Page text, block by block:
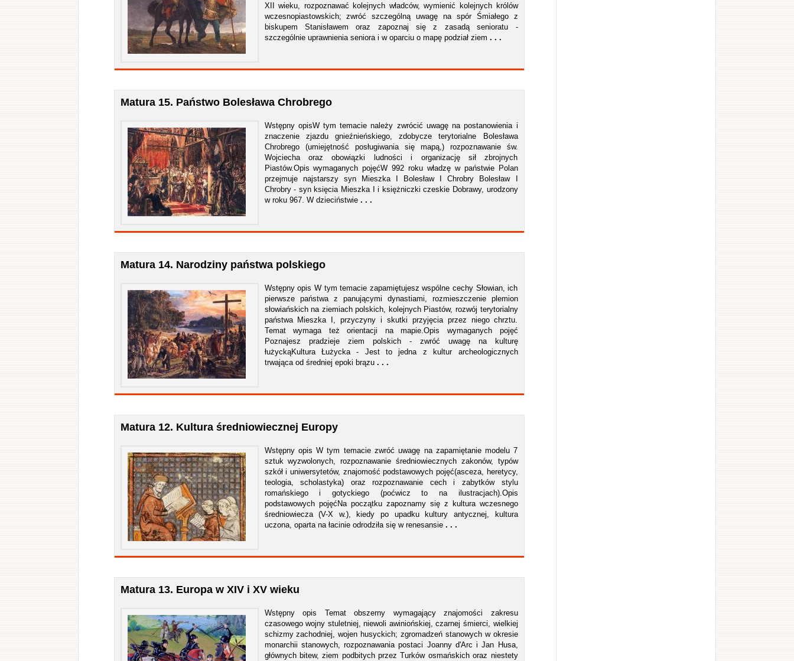
XII wieku, rozpoznawać kolejnych władców, wymienić kolejnych królów
wczesnopiastowskich; zwróć szczególną uwagę na spór Śmiałego z
biskupem Stanisławem oraz zapoznaj się z zasadą senioratu -
szczególnie uprawnienia seniora i w oparciu o mapę podział ziem . . .
Matura 15. Państwo Bolesława Chrobrego
Wstępny opisW tym temacie należy zwrócić uwagę na postanowienia i
znaczenie zjazdu gnieźnieńskiego, zdobycze terytorialne Bolesława
Chrobrego (umiejętność posługiwania się mapą,) rozpoznawanie św.
Wojciecha oraz obowiązki ludności i organizację sił zbrojnych
Piastów.Opis wymaganych pojęćW 992 roku władzę w państwie Polan
przejmuje najstarszy syn Mieszka I Bolesław I Chrobry Bolesław I
Chrobry - syn księcia Mieszka I i księżniczki czeskie Dobrawy, urodzony
w roku 967. W dzieciństwie . . .
Matura 14. Narodziny państwa polskiego
Wstępny opis W tym temacie zapamiętujesz wspólne cechy Słowian, ich
pierwsze państwa z panującymi dynastiami, rozmieszczenie plemion
słowiańskich na ziemiach polskich, kolejnych Piastów, rozwój terytorialny
państwa Mieszka I, przyczyny i skutki przyjęcia przez niego chrztu.
Temat wymaga też orientacji na mapie.Opis wymaganych pojęć
Poznajesz pradzieje ziem polskich - zwróć uwagę na kulturę
łużyckąKultura Łużycka - Jest to jedna z kultur archeologicznych
trwająca od średniej epoki brązu . . .
Matura 12. Kultura średniowiecznej Europy
Wstępny opis W tym temacie zwróć uwagę na zapamiętanie modelu 7
sztuk wyzwolonych, rozpoznawanie średniowiecznych zakonów, typów
szkół i uniwersytetów, znajomość podstawowych pojęć(asceza, heretycy,
teologia, scholastyka) oraz rozpoznawanie cech i zabytków stylu
romańskiego i gotyckiego (poćwicz to na ilustracjach).Opis
podstawowych pojęćNa początku zapoznamy się z kultura wczesnego
średniowiecza (V-X w.), kiedy po upadku kultury antycznej, kultura
uczona, oparta na łacinie odrodziła się w renesansie . . .
Matura 13. Europa w XIV i XV wieku
Wstępny opis Temat obszerny wymagający znajomości zakresu
czasowego wojny stuletniej, niewoli awiniońskiej, czarnej śmierci, wielkiej
schizmy zachodniej, wojen husyckich; zgromadzeń stanowych w okresie
monarchii stanowych, rozpoznawania postaci Joanny d'Arc i Jan Husa,
głównych bitew, ziem podbitych przez Turków osmańskich oraz niestety